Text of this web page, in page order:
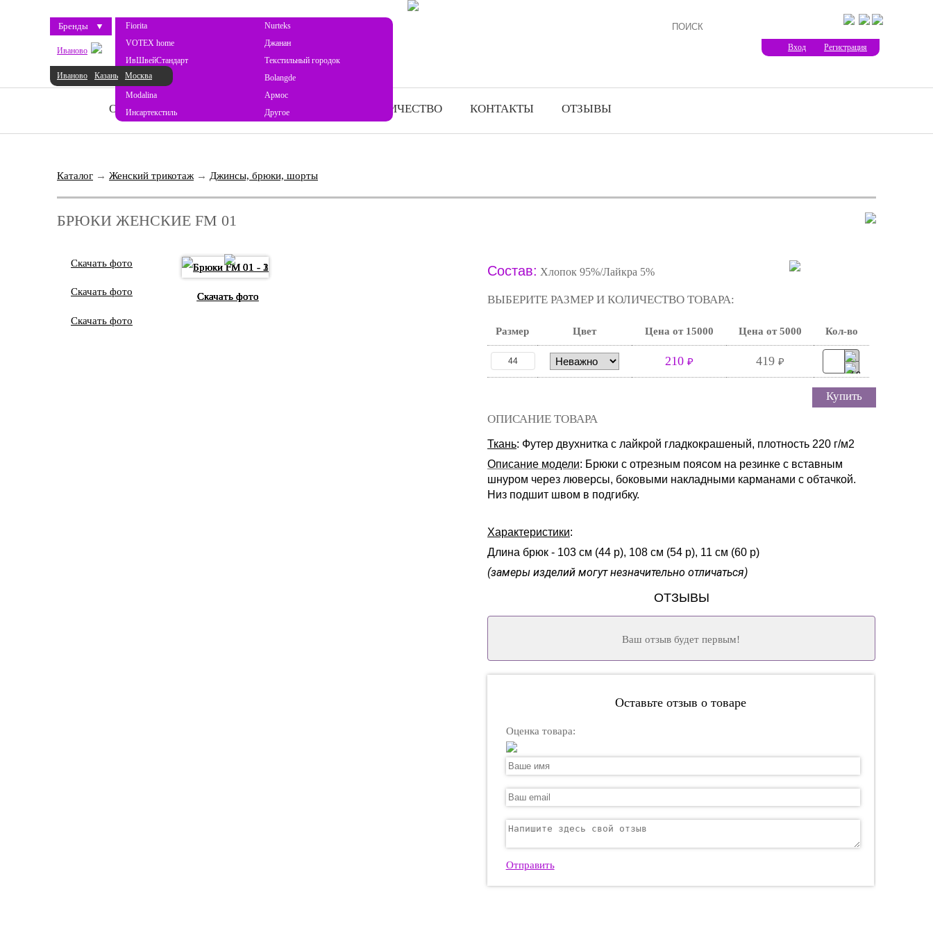
Бренды ▼ Fiorita
Nurteks
VOTEX home
Джанан
ИвШвейСтандарт
Текстильный городок
ProSon
Bolangde
Modalina
Армос
Инсартекстиль
Другое
Иваново
Иваново Казань Москва
Регистрация
Вход
О НАС НОВОСТИ КАТАЛОГ СОТРУДНИЧЕСТВО КОНТАКТЫ ОТЗЫВЫ
Каталог → Женский трикотаж → Джинсы, брюки, шорты
БРЮКИ ЖЕНСКИЕ FM 01
Скачать фото
Скачать фото
Скачать фото
Скачать фото
Скачать фото
Скачать фото
Состав: Хлопок 95%/Лайкра 5%
ВЫБЕРИТЕ РАЗМЕР И КОЛИЧЕСТВО ТОВАРА:
Размер Цвет Цена от 15000 Цена от 5000 Кол-во
44 210 ₽ 419 ₽
Купить
ОПИСАНИЕ ТОВАРА
Ткань: Футер двухнитка с лайкрой гладкокрашеный, плотность 220 г/м2
Описание модели: Брюки с отрезным поясом на резинке с вставным
шнуром через люверсы, боковыми накладными карманами с обтачкой.
Низ подшит швом в подгибку.
Характеристики:
Длина брюк - 103 см (44 р), 108 см (54 р), 11 см (60 р)
(замеры изделий могут незначительно отличаться)
ОТЗЫВЫ
Ваш отзыв будет первым!
Оставьте отзыв о товаре
Оценка товара:
Отправить